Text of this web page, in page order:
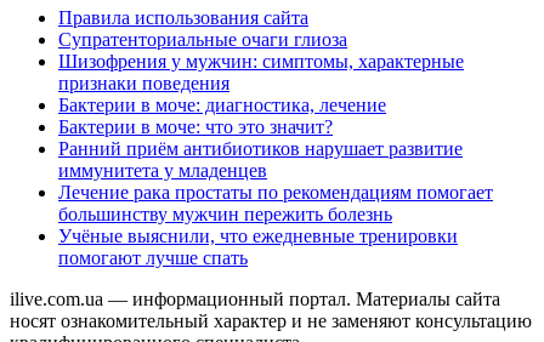
Правила использования сайта
Супратенториальные очаги глиоза
Шизофрения у мужчин: симптомы, характерные
признаки поведения
Бактерии в моче: диагностика, лечение
Бактерии в моче: что это значит?
Ранний приём антибиотиков нарушает развитие
иммунитета у младенцев
Лечение рака простаты по рекомендациям помогает
большинству мужчин пережить болезнь
Учёные выяснили, что ежедневные тренировки
помогают лучше спать
ilive.com.ua — информационный портал. Материалы сайта
носят ознакомительный характер и не заменяют консультацию